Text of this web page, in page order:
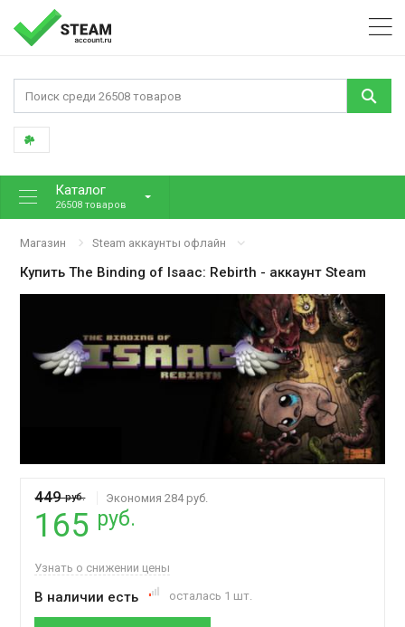
Каталог
26508 товаров
Магазин Steam аккаунты офлайн
КупитьThe Binding of Isaac: Rebirth - аккаунт Steam
449руб. Экономия 284 руб.
165 руб.
Узнать о снижении цены
В наличии есть осталась 1 шт.